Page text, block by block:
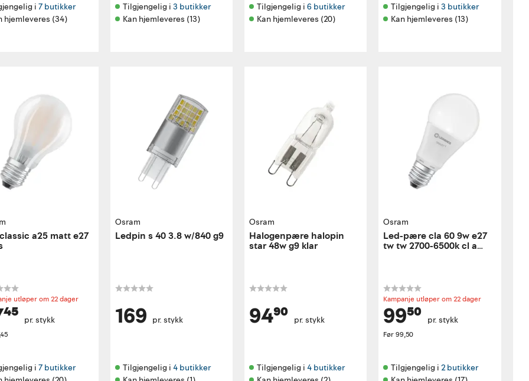
i 7 butikker
hjemleveres (34)
Tilgjengelig i 3 butikker
Kan hjemleveres (13)
Tilgjengelig i 6 butikker
Kan hjemleveres (20)
Tilgjengelig i 3 butikker
Kan hjemleveres (13)
a25 matt e27
utløper om 22 dager
pr. stykk
i 7 butikker
Osram
Ledpin s 40 3.8 w/840 g9
169 pr. stykk
Tilgjengelig i 4 butikker
Osram
Halogenpære halopin
star 48w g9 klar
94⁹⁰ pr. stykk
Tilgjengelig i 4 butikker
Osram
Led-pære cla 60 9w e27
tw tw 2700-6500k cl a
Kampanje utløper om 22 dager
99⁵⁰ pr. stykk
Før 99,50
Tilgjengelig i 2 butikker